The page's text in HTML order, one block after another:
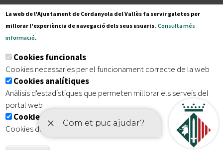
Segueix-nos a:
Subscriu-te al nostre butlletí
Inici | Avís legal | Protecció de dades
| Accessibilitat
La web de l'Ajuntament de Cerdanyola del Vallès fa servir galetes per
millorar l'experiència de navegació dels seus usuaris. Consulta més
informació.
Cookies funcionals
Cookies necessaries per el funcionament correcte de la web
Cookies analítiques
Anàlisis d'estadístiques que permeten millorar els serveis del
portal web
Cookies publicitàries
Cookies de tercers amb finalitat publicitària